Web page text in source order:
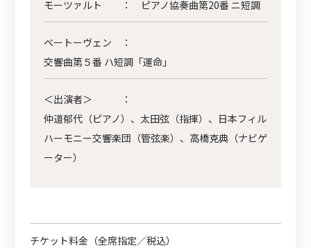
モーツァルト ： ピアノ協奏曲第20番 ニ短調
ベートーヴェン
：
交響曲第５番 ハ短調「運命」
＜出演者＞
：
仲道郁代（ピアノ）、太田弦（指揮）、日本フィル
ハーモニー交響楽団（管弦楽）、高橋克典（ナビゲ
ーター）
チケット料金（全席指定／税込）